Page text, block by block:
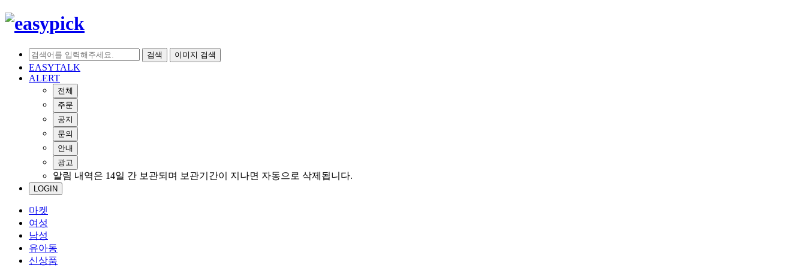
검색 이미지 검색
EASYTALK
ALERT
전체
주문
공지
문의
안내
광고
알림 내역은 14일 간 보관되며 보관기간이 지나면 자동으로 삭제됩니다.
LOGIN
마켓
여성
남성
유아동
신상품